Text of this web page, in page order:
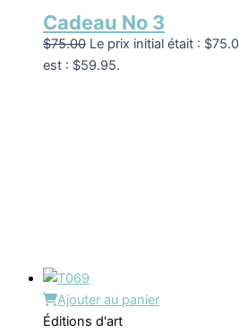
Cadeau No 3
$75.00 Le prix initial était :
est : $59.95.
Ajouter au panier
Éditions d'art